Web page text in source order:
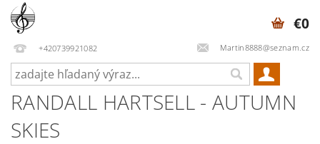
+420739921082 Martin8888@seznam.cz
€0
RANDALL HARTSELL - AUTUMN
SKIES